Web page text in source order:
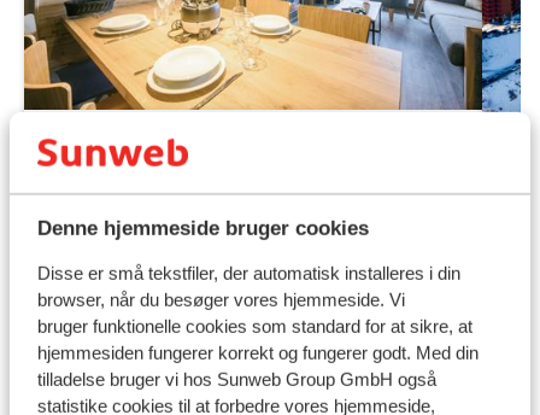
Denne hjemmeside bruger cookies
Disse er små tekstfiler, der automatisk installeres i din
browser, når du besøger vores hjemmeside. Vi
bruger funktionelle cookies som standard for at sikre, at
hjemmesiden fungerer korrekt og fungerer godt. Med din
tilladelse bruger vi hos Sunweb Group GmbH også
statistike cookies til at forbedre vores hjemmeside,
9 Fabelagtig
Résidence Club MMV le Silvana
- Fordelagtig pris
La Fôret Blanche
Frankrig
Ski-in / ski-out
Wellness med pool!
Fine lejligheder
Lør. 20. Mar. - Lør. 27. Mar.
Ingen forplejning 2person
Fra pris pr. person
3.718 kr.